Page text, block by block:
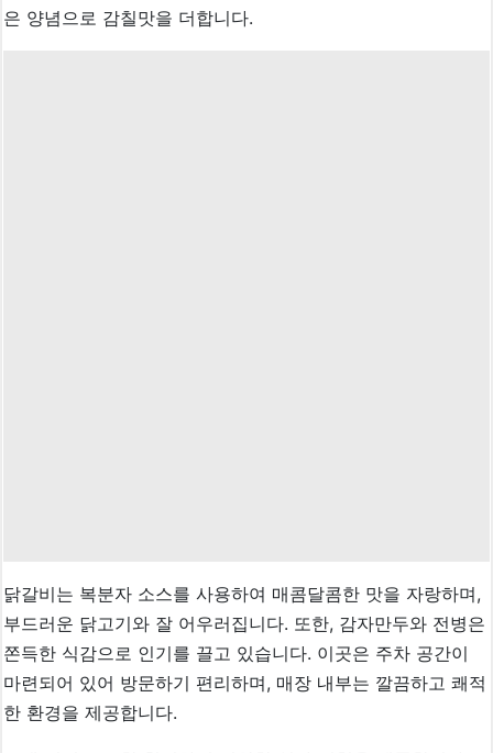
은 양념으로 감칠맛을 더합니다.
닭갈비는 복분자 소스를 사용하여 매콤달콤한 맛을 자랑하며,
부드러운 닭고기와 잘 어우러집니다. 또한, 감자만두와 전병은
쫀득한 식감으로 인기를 끌고 있습니다. 이곳은 주차 공간이
마련되어 있어 방문하기 편리하며, 매장 내부는 깔끔하고 쾌적
한 환경을 제공합니다.